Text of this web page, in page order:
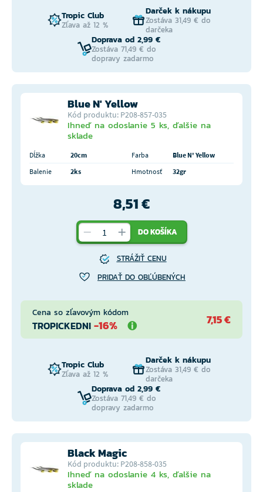
Tropic Club
Zľava až 12 %
Darček k nákupu
Zostáva 31,49 € do
darčeka
Doprava od 2,99 €
Zostáva 71,49 € do
dopravy zadarmo
Blue N' Yellow
Kód produktu: P208-857-035
Ihneď na odoslanie 5 ks, ďalšie na
sklade
Dĺžka 20cm Farba
Blue N' Yellow
Balenie
2ks Hmotnosť 32gr
8,51 €
DO KOŠÍKA
STRÁŽIŤ CENU
PRIDAŤ DO OBĽÚBENÝCH
Cena so zľavovým kódom
TROPICKEDNI -16% 7,15 €
Tropic Club
Zľava až 12 %
Darček k nákupu
Zostáva 31,49 € do
darčeka
Doprava od 2,99 €
Zostáva 71,49 € do
dopravy zadarmo
Black Magic
Kód produktu: P208-858-035
Ihneď na odoslanie 4 ks, ďalšie na
sklade